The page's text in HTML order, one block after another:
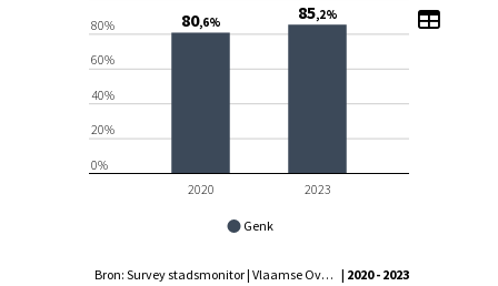
Genk
2020 2023
0%
20%
40%
60%
80% 80,6% 85,2%
Bron: Survey stadsmonitor | Vlaamse Overheid - Agentschap Binnenlands Bestuur, Statistiek Vlaanderen | 2020 - 2023
Toon